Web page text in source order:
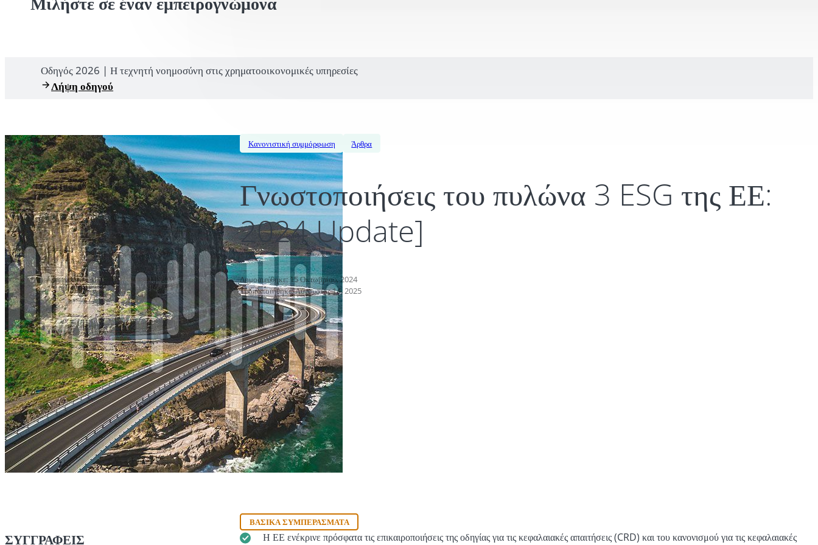
Οδηγός 2026 | Η τεχνητή νοημοσύνη στις χρηματοοικονομικές υπηρεσίες
Λήψη οδηγού
Κανονιστική συμμόρφωση Άρθρα
Γνωστοποιήσεις του πυλώνα 3 ESG της ΕΕ:
2024 Update]
Δημοσιεύθηκε: 15 Οκτωβρίου, 2024
Τροποποιήθηκε: Αύγουστος 14, 2025
ΣΥΓΓΡΑΦΕΊΣ
ΒΑΣΙΚΆ ΣΥΜΠΕΡΆΣΜΑΤΑ
Η ΕΕ ενέκρινε πρόσφατα τις επικαιροποιήσεις της οδηγίας για τις κεφαλαιακές απαιτήσεις (CRD) και του κανονισμού για τις κεφαλαιακές